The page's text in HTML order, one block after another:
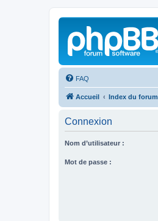
FAQ
Accueil Index du forum
Connexion
Nom d’utilisateur :
Mot de passe :